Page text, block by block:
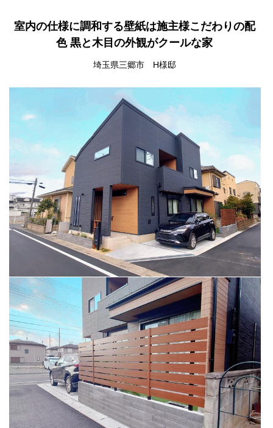
室内の仕様に調和する壁紙は施主様こだわりの配
色 黒と木目の外観がクールな家
埼玉県三郷市 H様邸